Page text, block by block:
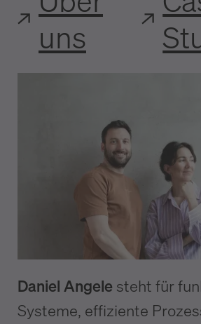
uns
Daniel Angele steht für
Systeme, effiziente